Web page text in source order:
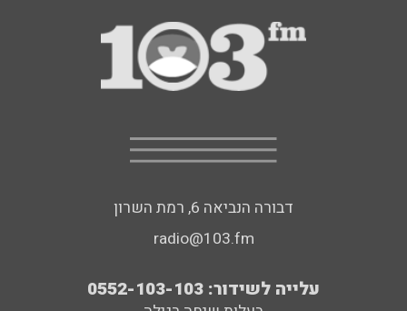
דבורה הנביאה 6, רמת השרון
radio@103.fm
עלייה לשידור: 0552-103-103